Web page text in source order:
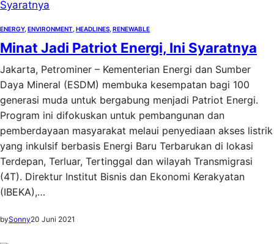
ENERGY, ENVIRONMENT HEADLINES RENEWABLE
Minat Jadi Patriot Energi, Ini Syaratnya
Jakarta, Petrominer – Kementerian Energi dan Sumber
Daya Mineral (ESDM) membuka kesempatan bagi 100
generasi muda untuk bergabung menjadi Patriot Energi.
Program ini difokuskan untuk pembangunan dan
pemberdayaan masyarakat melaui penyediaan akses listrik
yang inkulsif berbasis Energi Baru Terbarukan di lokasi
Terdepan, Terluar, Tertinggal dan wilayah Transmigrasi
(4T). Direktur Institut Bisnis dan Ekonomi Kerakyatan
(IBEKA),…
bySonny20 Juni 2021